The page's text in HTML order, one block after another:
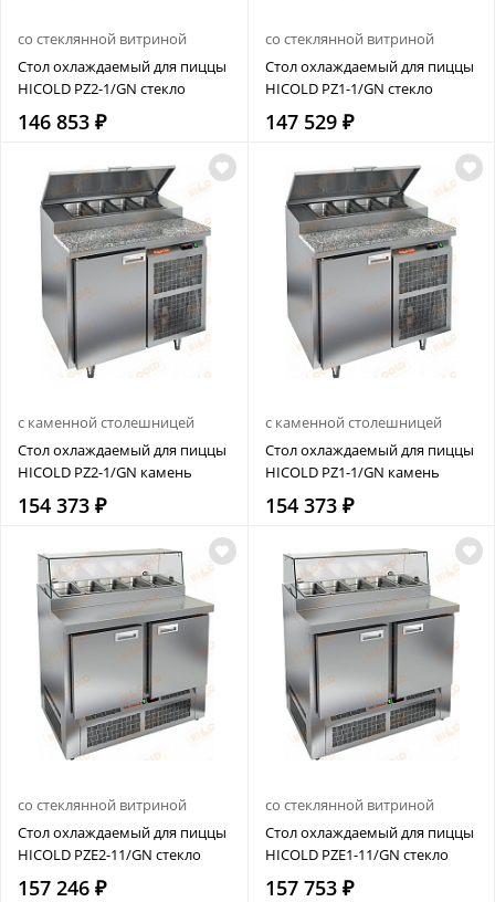
со стеклянной витриной
Стол охлаждаемый для пиццы
HICOLD PZ2-1/GN стекло
146 853 ₽
со стеклянной витриной
Стол охлаждаемый для пиццы
HICOLD PZ1-1/GN стекло
147 529 ₽
с каменной столешницей
Стол охлаждаемый для пиццы
HICOLD PZ2-1/GN камень
154 373 ₽
с каменной столешницей
Стол охлаждаемый для пиццы
HICOLD PZ1-1/GN камень
154 373 ₽
со стеклянной витриной
Стол охлаждаемый для пиццы
HICOLD PZE2-11/GN стекло
157 246 ₽
со стеклянной витриной
Стол охлаждаемый для пиццы
HICOLD PZE1-11/GN стекло
157 753 ₽